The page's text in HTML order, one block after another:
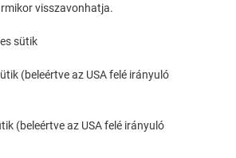
visszavonhatja.
sütik
(beleértve az USA felé irányuló
(beleértve az USA felé irányuló